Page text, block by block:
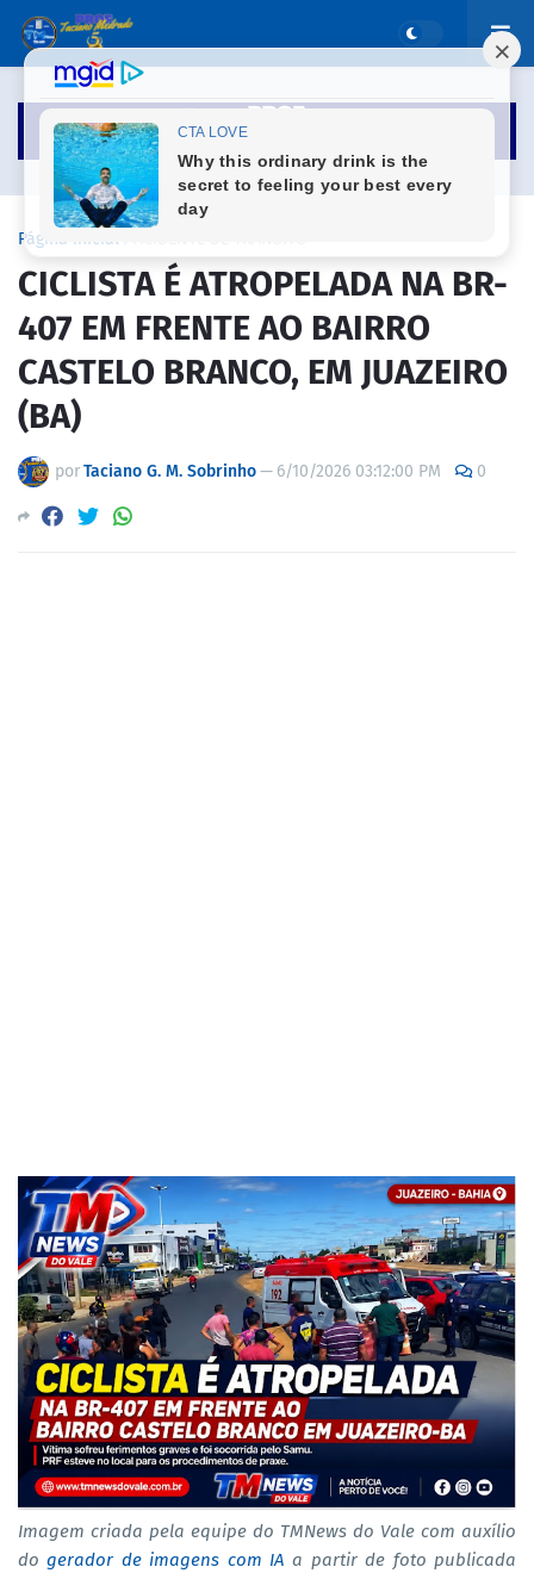
Página inicial
CICLISTA É ATROPELADA NA BR-
407 EM FRENTE AO BAIRRO
CASTELO BRANCO, EM JUAZEIRO
(BA)
porTaciano G. M. Sobrinho— 6/10/2026 03:12:00 PM 0
Imagem criada pela equipe do TMNews do Vale com auxílio
dogerador de imagens com IA a partir de foto publicada